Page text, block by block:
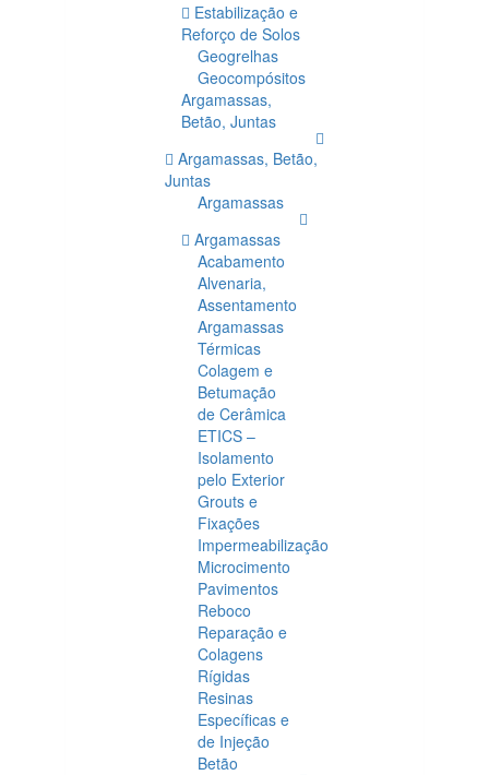
Estabilização e
Reforço de Solos
Geogrelhas
Geocompósitos
Argamassas,
Betão, Juntas
Argamassas, Betão,
Juntas
Argamassas
Argamassas
Acabamento
Alvenaria,
Assentamento
Argamassas
Térmicas
Colagem e
Betumação
de Cerâmica
ETICS –
Isolamento
pelo Exterior
Grouts e
Fixações
Impermeabilização
Microcimento
Pavimentos
Reboco
Reparação e
Colagens
Rígidas
Resinas
Específicas e
de Injeção
Betão